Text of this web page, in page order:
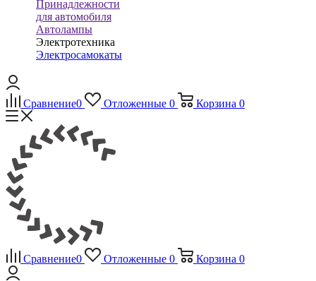
Принадлежности
для автомобиля
Автолампы
Электротехника
Электросамокаты
Сравнение0 Отложенные 0 Корзина 0
Сравнение0 Отложенные 0 Корзина 0